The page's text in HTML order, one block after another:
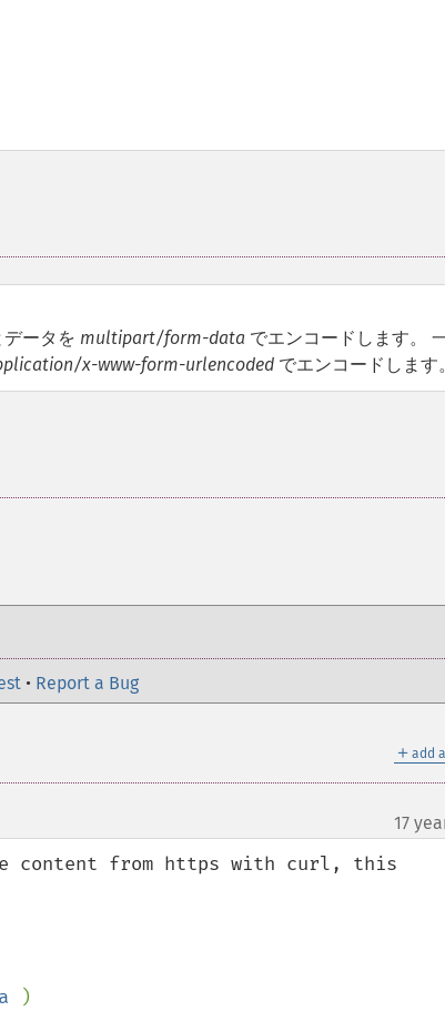
ータを multipart/form-data でエンコードします。
x-www-form-urlencoded でエンコードします。
• Report a Bug
＋ add
17
content from https with curl, this
)